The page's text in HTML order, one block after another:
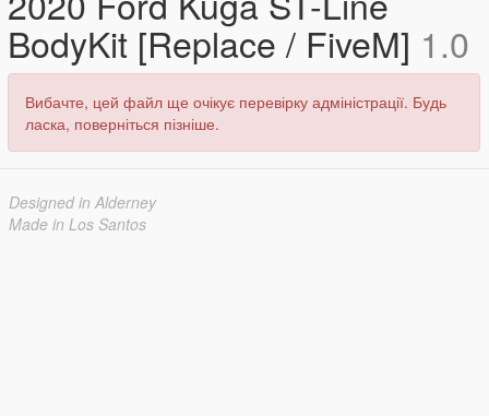
BodyKit [Replace / FiveM] 1.0
Вибачте, цей файл ще очікує перевірку адміністрації. Будь
ласка, поверніться пізніше.
Designed in Alderney
Made in Los Santos